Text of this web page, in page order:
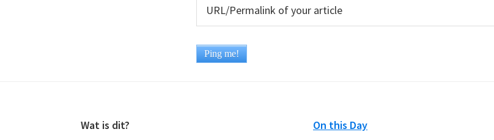
Wat is dit?
On this Day